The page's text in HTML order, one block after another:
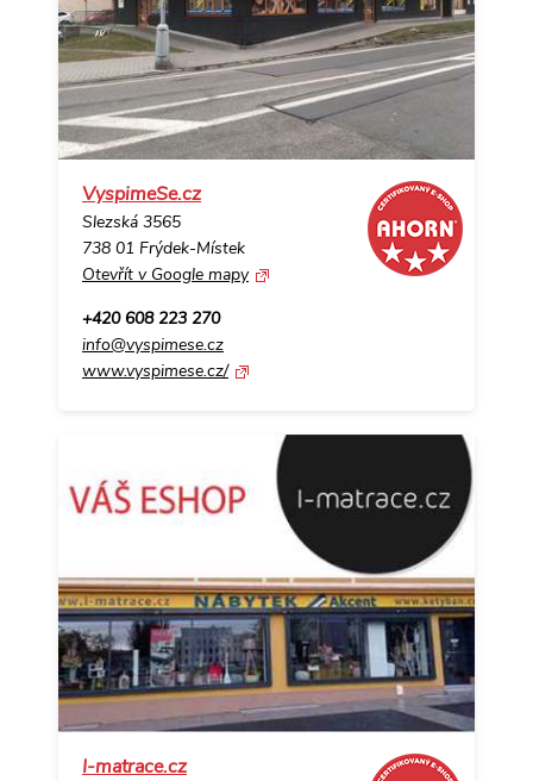
VyspimeSe.cz
Slezská 3565
738 01 Frýdek-Místek
Otevřít v Google mapy
+420 608 223 270
info@vyspimese.cz
www.vyspimese.cz/
I-matrace.cz